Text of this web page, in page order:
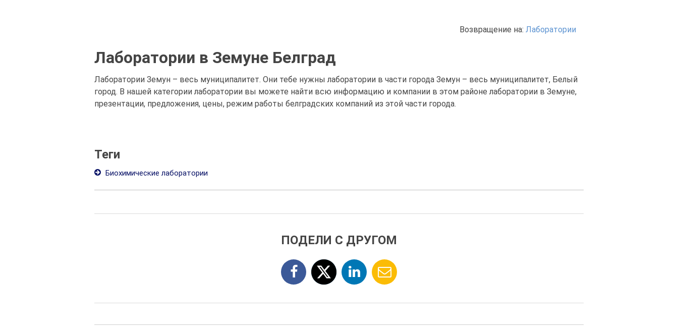
Возвращение на: Лаборатории
Лаборатории в Земуне Белград
Лаборатории Земун – весь муниципалитет. Они тебе нужны лаборатории в части города Земун – весь муниципалитет, Белый
город. В нашей категории лаборатории вы можете найти всю информацию и компании в этом районе лаборатории в Земуне,
презентации, предложения, цены, режим работы белградских компаний из этой части города.
Теги
Биохимические лаборатории
ПОДЕЛИ С ДРУГОМ